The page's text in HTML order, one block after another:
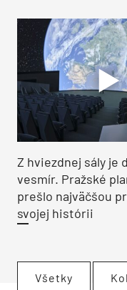
Z hviezdnej sály je
vesmír. Pražské
prešlo najväčšou
svojej histórii
Všetky